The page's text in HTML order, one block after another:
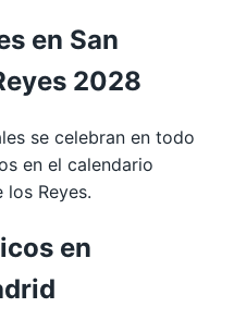
en San
2028
se celebran en todo
en el calendario
los Reyes.
en